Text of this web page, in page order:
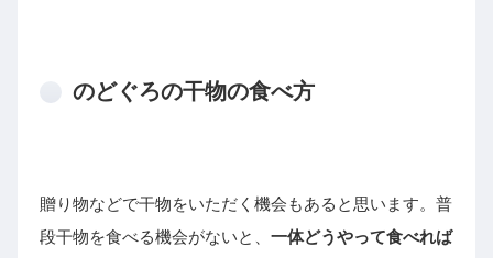
のどぐろの干物の食べ方
贈り物などで干物をいただく機会もあると思います。普
段干物を食べる機会がないと、 一体どうやって食べれば